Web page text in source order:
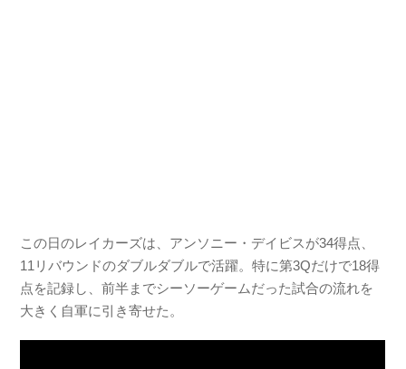
この日のレイカーズは、アンソニー・デイビスが34得点、
11リバウンドのダブルダブルで活躍。特に第3Qだけで18得
点を記録し、前半までシーソーゲームだった試合の流れを
大きく自軍に引き寄せた。